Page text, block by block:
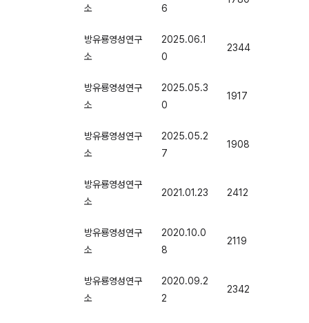
소
6
방유룡영성연구
소
2025.06.1
0
2344
방유룡영성연구
소
2025.05.3
0
1917
방유룡영성연구
소
2025.05.2
7
1908
방유룡영성연구
소
2021.01.23 2412
방유룡영성연구
소
2020.10.0
8
2119
방유룡영성연구
소
2020.09.2
2
2342